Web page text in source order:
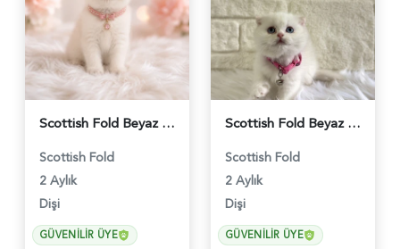
Scottish Fold Beyaz Güzellik 2 Aylık - 4690
Scottish Fold
2 Aylık
Dişi
GÜVENILIR ÜYE
Scottish Fold Beyaz Dişi Baby Face 2 Aylık - 3704
Scottish Fold
2 Aylık
Dişi
GÜVENILIR ÜYE